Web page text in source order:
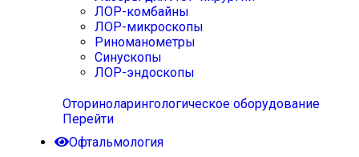
ЛОР-комбайны
ЛОР-микроскопы
Риноманометры
Синускопы
ЛОР-эндоскопы
Оториноларингологическое оборудование
Перейти
Офтальмология